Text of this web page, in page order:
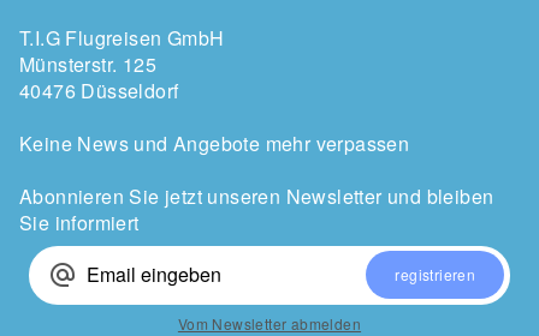
T.I.G Flugreisen GmbH
Münsterstr. 125
40476 Düsseldorf
Keine News und Angebote mehr verpassen
Abonnieren Sie jetzt unseren Newsletter und bleiben
Sie informiert
alternate_email registrieren
Vom Newsletter abmelden